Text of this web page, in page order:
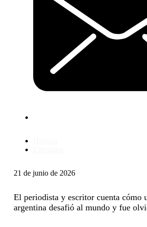
21 de junio de 2026
El periodista y escritor cuenta cómo
argentina desafió al mundo y fue